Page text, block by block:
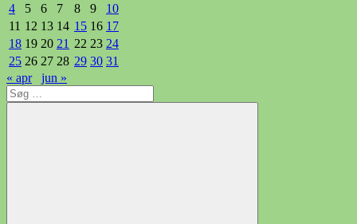
4
5 6 7 8 9
10
11 12 13 14 15 16 17
18 19 20 21 22 23 24
25 26 27 28 29 30 31
« apr
jun »
Søg
efter: